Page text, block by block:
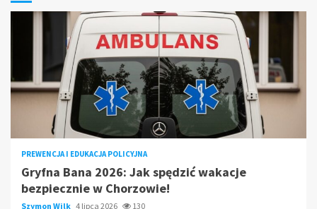
PREWENCJA I EDUKACJA POLICYJNA
Gryfna Bana 2026: Jak spędzić wakacje
bezpiecznie w Chorzowie!
Szymon Wilk 4 lipca 2026 130